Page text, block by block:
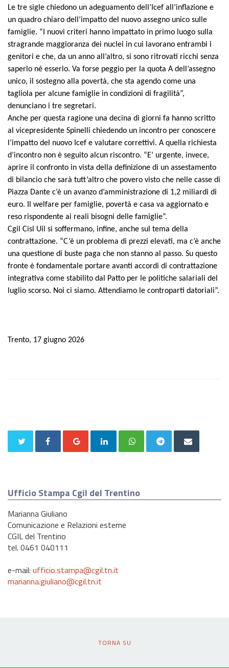
Le tre sigle chiedono un adeguamento dell’Icef all’inflazione e
un quadro chiaro dell’impatto del nuovo assegno unico sulle
famiglie. “I nuovi criteri hanno impattato in primo luogo sulla
stragrande maggioranza dei nuclei in cui lavorano entrambi i
genitori e che, da un anno all’altro, si sono ritrovati ricchi senza
saperlo né esserlo. Va forse peggio per la quota A dell’assegno
unico, il sostegno alla povertà, che sta agendo come una
tagliola per alcune famiglie in condizioni di fragilità”,
denunciano i tre segretari.
Anche per questa ragione una decina di giorni fa hanno scritto
al vicepresidente Spinelli chiedendo un incontro per conoscere
l’impatto del nuovo Icef e valutare correttivi. A quella richiesta
d’incontro non è seguito alcun riscontro. “E’ urgente, invece,
aprire il confronto in vista della definizione di un assestamento
di bilancio che sarà tutt’altro che povero visto che nelle casse di
Piazza Dante c’è un avanzo d’amministrazione di 1,2 miliardi di
euro. Il welfare per famiglie, povertà e casa va aggiornato e
reso rispondente ai reali bisogni delle famiglie”.
Cgil Cisl Uil si soffermano, infine, anche sul tema della
contrattazione. “C’è un problema di prezzi elevati, ma c’è anche
una questione di buste paga che non stanno al passo. Su questo
fronte è fondamentale portare avanti accordi di contrattazione
integrativa come stabilito dal Patto per le politiche salariali del
luglio scorso. Noi ci siamo. Attendiamo le controparti datoriali”.
Trento, 17 giugno 2026
Ufficio Stampa Cgil del Trentino
Marianna Giuliano
Comunicazione e Relazioni esterne
CGIL del Trentino
tel. 0461 040111
e-mail: ufficio.stampa@cgil.tn.it
marianna.giuliano@cgil.tn.it
TORNA SU